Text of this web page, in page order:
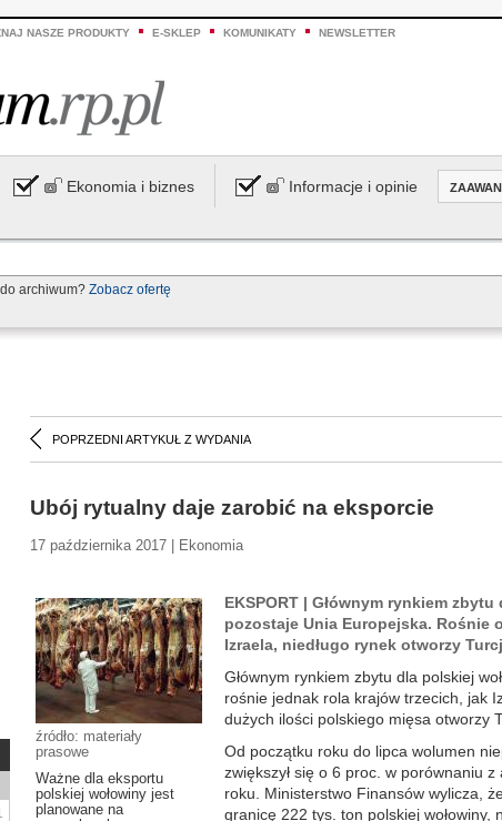
NASZE PRODUKTY E-SKLEP KOMUNIKATY NEWSLETTER
Ekonomia i biznes Informacje i opinie
archiwum? Zobacz ofertę
POPRZEDNI ARTYKUŁ Z WYDANIA
Ubój rytualny daje zarobić na eksporcie
17 października 2017 | Ekonomia
źródło: materiały
prasowe
Ważne dla eksportu
polskiej wołowiny jest
planowane na
EKSPORT | Głównym rynkiem
pozostaje Unia Europejska. Rośnie
Izraela, niedługo rynek otworzy
Głównym rynkiem zbytu dla polskiej
rośnie jednak rola krajów trzecich, jak
dużych ilości polskiego mięsa otworzy
Od początku roku do lipca wolumen
zwiększył się o 6 proc. w porównaniu
roku. Ministerstwo Finansów wylicza,
granicę 222 tys. ton polskiej